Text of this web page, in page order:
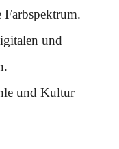
und
und Kultur